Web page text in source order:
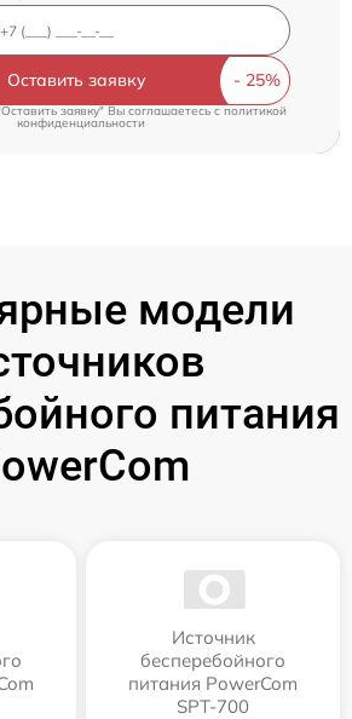
Оставить заявку
заявку" Вы соглашаетесь cполитикой
конфиденциальности
модели
питания
Источник
бесперебойного
питания PowerCom
SPT-700